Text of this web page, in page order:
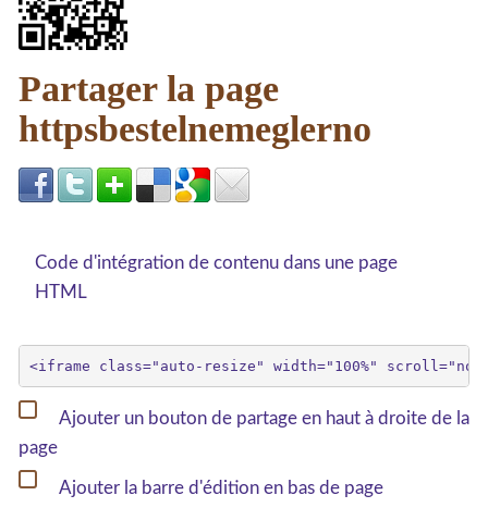
Partager la page
httpsbestelnemeglerno
Code d'intégration de contenu dans une page
HTML
Ajouter un bouton de partage en haut à droite de la
page
Ajouter la barre d'édition en bas de page